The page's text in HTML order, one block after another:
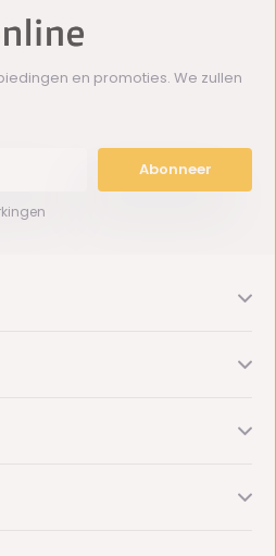
en promoties. We zullen
Abonneer